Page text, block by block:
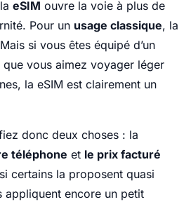
eSIM ouvre la voie à plus de
Pour un usage classique, la
si vous êtes équipé d’un
vous aimez voyager léger
la eSIM est clairement un
donc deux choses : la
téléphone et le prix facturé
certains la proposent quasi
appliquent encore un petit